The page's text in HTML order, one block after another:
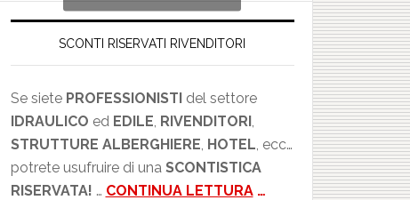
SCONTI RISERVATI RIVENDITORI
Se siete PROFESSIONISTIdel settore
IDRAULICO ed EDILE, RIVENDITORI,
STRUTTURE ALBERGHIERE, HOTEL, ecc…
potrete usufruire di una SCONTISTICA
RISERVATA! … CONTINUA LETTURA…